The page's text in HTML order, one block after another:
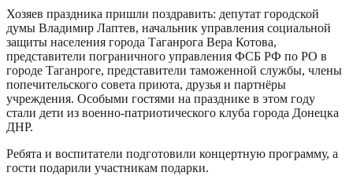
Хозяев праздника пришли поздравить: депутат городской
думы Владимир Лаптев, начальник управления социальной
защиты населения города Таганрога Вера Котова,
представители пограничного управления ФСБ РФ по РО в
городе Таганроге, представители таможенной службы, члены
попечительского совета приюта, друзья и партнёры
учреждения. Особыми гостями на празднике в этом году
стали дети из военно-патриотического клуба города Донецка
ДНР.
Ребята и воспитатели подготовили концертную программу, а
гости подарили участникам подарки.